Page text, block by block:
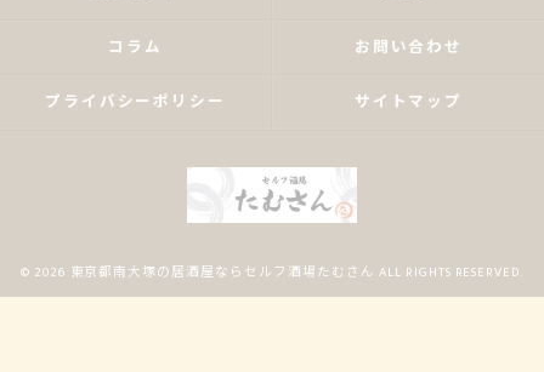
コラム お問い合わせ
プライバシーポリシー サイトマップ
© 2026 東京都南大塚の居酒屋ならセルフ酒場たむさん ALL RIGHTS RESERVED.